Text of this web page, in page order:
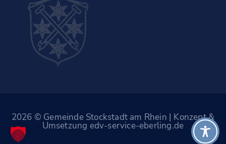
2026 © Gemeinde Stockstadt am Rhein | Konzept &
Umsetzung edv-service-eberling.de